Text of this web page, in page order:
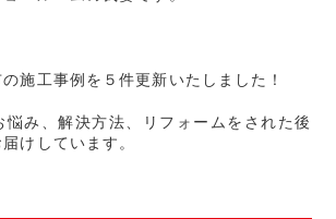
施工事例を５件更新いたしました！
悩み、解決方法、リフォームをされた後
けしています。